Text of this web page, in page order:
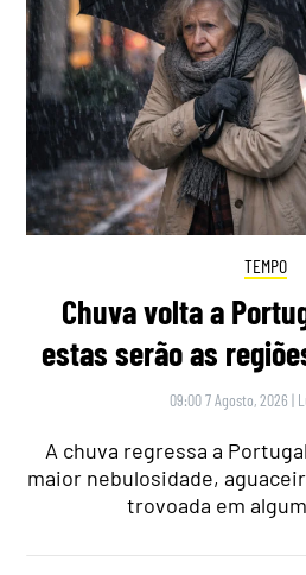
TEMPO
Chuva volta a
estas serão as
09:00 7 Agosto, 2026 |
A chuva regressa a
maior nebulosidade,
trovoada em